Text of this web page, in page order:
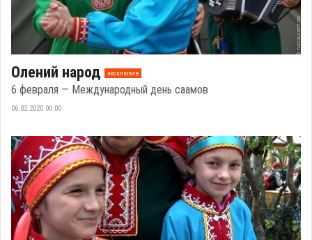
Олений народ эксклюзив
6 февраля — Международный день саамов
06.02.2020 00:00